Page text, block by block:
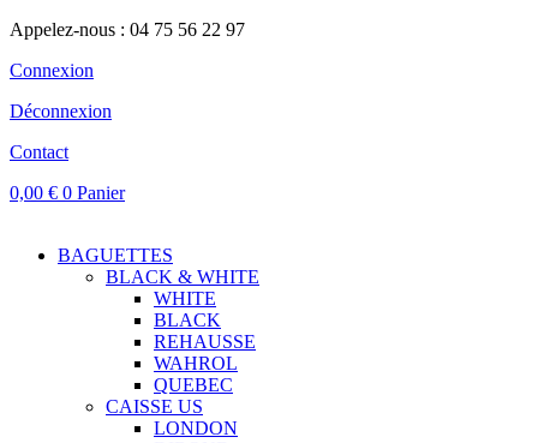
Appelez-nous : 04 75 56 22 97
Connexion
Déconnexion
Contact
0,00 € 0 Panier
BAGUETTES
BLACK & WHITE
WHITE
BLACK
REHAUSSE
WAHROL
QUEBEC
CAISSE US
LONDON